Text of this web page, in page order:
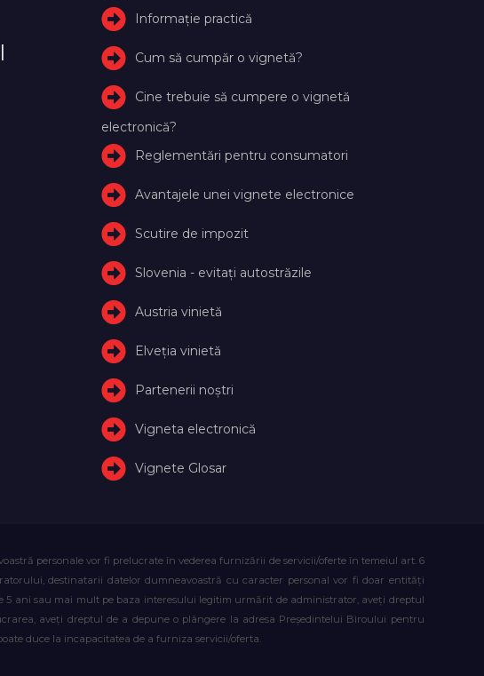
Informație practică
Cum să cumpăr o vignetă?
Cine trebuie să cumpere o vignetă
electronică?
Reglementări pentru consumatori
Avantajele unei vignete electronice
Scutire de impozit
Slovenia - evitați autostrăzile
Austria vinietă
Elveţia vinietă
Partenerii noștri
Vigneta electronică
Vignete Glosar
personale vor fi prelucrate în vederea furnizării de servicii/oferte în temeiul art. 6
destinatarii datelor dumneavoastră cu caracter personal vor fi doar entități
5 ani sau mai mult pe baza interesului legitim urmărit de administrator, aveți dreptul
aveți dreptul de a depune o plângere la adresa Președintelui Biroului pentru
duce la incapacitatea de a furniza servicii/oferta.